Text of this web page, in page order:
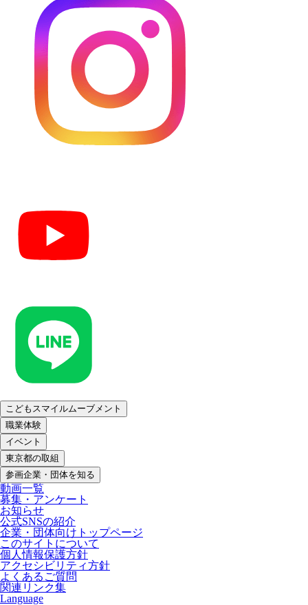
こどもスマイルムーブメント
職業体験
イベント
東京都の取組
参画企業・団体を知る
動画一覧
募集・アンケート
お知らせ
公式SNSの紹介
企業・団体向けトップページ
このサイトについて
個人情報保護方針
アクセシビリティ方針
よくあるご質問
関連リンク集
Language